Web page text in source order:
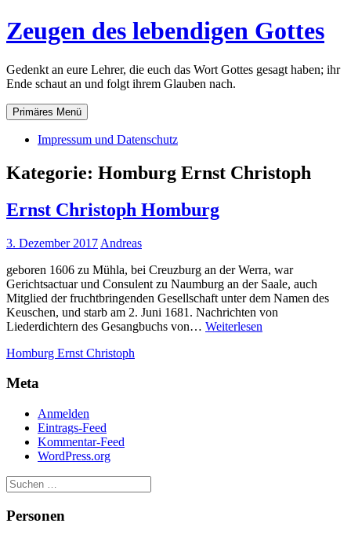
Zum
Inhalt
Zeugen des lebendigen Gottes
Gedenkt an eure Lehrer, die euch das Wort Gottes gesagt haben; ihr
Ende schaut an und folgt ihrem Glauben nach.
Primäres Menü
Impressum und Datenschutz
Kategorie: Homburg Ernst Christoph
Ernst Christoph Homburg
3. Dezember 2017 Andreas
geboren 1606 zu Mühla, bei Creuzburg an der Werra, war
Gerichtsactuar und Consulent zu Naumburg an der Saale, auch
Mitglied der fruchtbringenden Gesellschaft unter dem Namen des
Keuschen, und starb am 2. Juni 1681. Nachrichten von
Liederdichtern des Gesangbuchs von… Weiterlesen
Homburg Ernst Christoph
Meta
Anmelden
Eintrags-Feed
Kommentar-Feed
WordPress.org
Personen